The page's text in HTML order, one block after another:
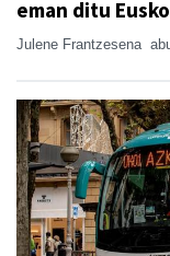
eman ditu
Julene Frantzesena